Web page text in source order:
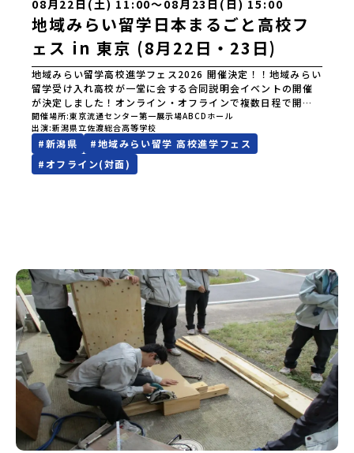
08月22日(土) 11:00〜08月23日(日) 15:00
地域みらい留学日本まるごと高校フ
ェス in 東京 (8月22日・23日)
地域みらい留学高校進学フェス2026 開催決定！！地域みらい
留学受け入れ高校が一堂に会する合同説明会イベントの開催
が決定しました！オンライン・オフラインで複数日程で開催
いたしますので、奮ってご参加ください。皆様にお会いでき
ますことを楽しみにしております。ページ下の「申し込む」
ボタンより事前予約をお願いいたします。\ 地域みらい留学高
校進学フェス in 東京 (8月22日・23日)/日時2026年8月22日
(土)11:00-17:00 8月23日(日)10:30-15:00場所東京
校北海道大樹高等学校北海道池田高等学校北海道白糠高等学
校北海道標津高等学校北海道羅臼高等学校北海道佐呂間高等
学校北海道雄武高等学校北海道月形高等学校 東北 青森県
立三戸高等学校青森県立名久井農業高等学校岩手県立沼宮内
高等学校岩手県立西和賀高等学校岩手県立大槌高等学校岩手
県立岩泉高等学校岩手県立種市高等学校宮城県中新田高等学
校秋田県立男鹿海洋高等学校秋田県立矢島高等学校秋田県立
角館高等学校秋田県立鹿角高等学校山形県立谷地高等学校山
形県立長井工業高等学校山形県立新庄神室産業高等学校金山
校山形県立高畠高等学校山形県立小国高等学校福島県立川俣
高等学校福島県立只見高等学校福島県立猪苗代高等学校福島
県立川口高等学校 関東 茨城県立大子清流高等学校 中
部 新潟県立村上高等学校新潟県立佐渡高等学校新潟県立佐
開催場所 東京流通センター第一展示場ABCDホール
出演 新潟県立佐渡総合高等学校
#新潟県 #地域みらい留学 高校進学フェス
#オフライン(対面)